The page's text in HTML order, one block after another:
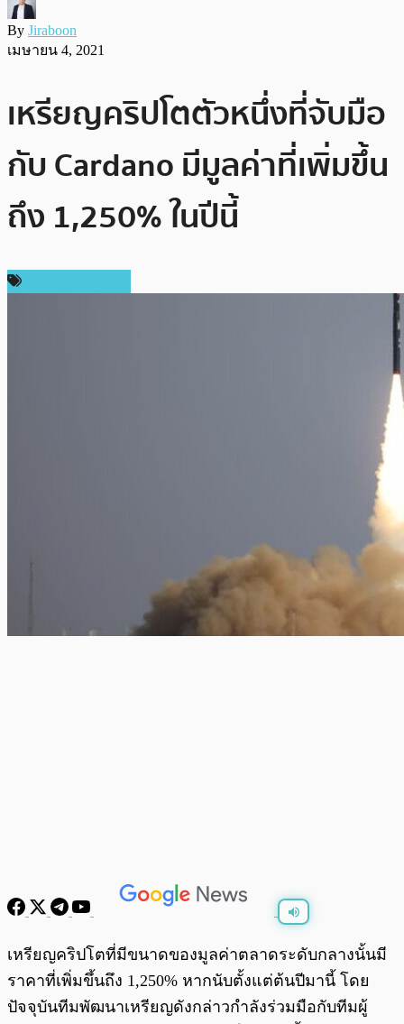
By Jiraboon
เมษายน 4, 2021
เหรียญคริปโตตัวหนึ่งที่จับมือ
กับ Cardano มีมูลค่าที่เพิ่มขึ้น
ถึง 1,250% ในปีนี้
พร้อมเล่น 0:00 0:00
เหรียญคริปโตที่มีขนาดของมูลค่าตลาดระดับกลางนั้นมี
ราคาที่เพิ่มขึ้นถึง 1,250% หากนับตั้งแต่ต้นปีมานี้ โดย
ปัจจุบันทีมพัฒนาเหรียญดังกล่าวกำลังร่วมมือกับทีมผู้